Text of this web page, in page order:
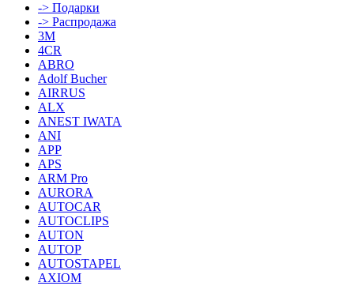
-> Подарки
-> Распродажа
3M
4CR
ABRO
Adolf Bucher
AIRRUS
ALX
ANEST IWATA
ANI
APP
APS
ARM Pro
AURORA
AUTOCAR
AUTOCLIPS
AUTON
AUTOP
AUTOSTAPEL
AXIOM